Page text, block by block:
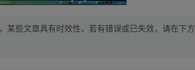
，某些文章具有时效性，若有错误或已失效，请在下方